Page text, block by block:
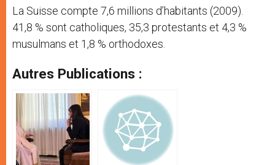
La Suisse compte 7,6 millions d’habitants (2009).
41,8 % sont catholiques, 35,3 protestants et 4,3 %
musulmans et 1,8 % orthodoxes.
Autres Publications :